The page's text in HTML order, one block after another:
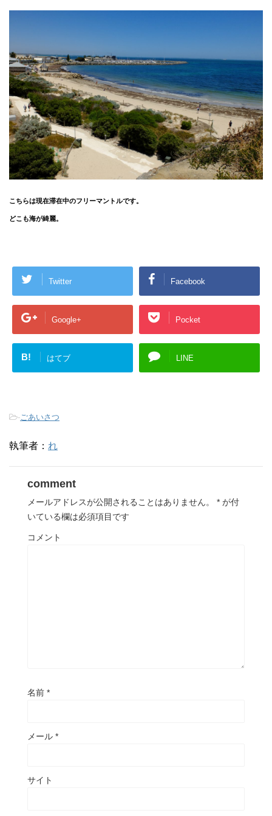
こちらは現在滞在中のフリーマントルです。
どこも海が綺麗。
Twitter Facebook
Google+ Pocket
B! はてブ LINE
-ごあいさつ
執筆者： れ
comment
メールアドレスが公開されることはありません。 * が付
いている欄は必須項目です
コメント
名前 *
メール *
サイト